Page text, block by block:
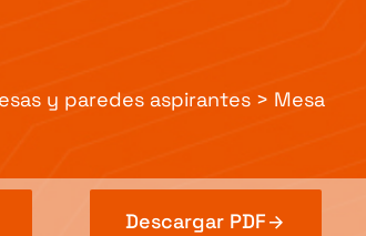
y paredes aspirantes > Mesa
Descargar PDF